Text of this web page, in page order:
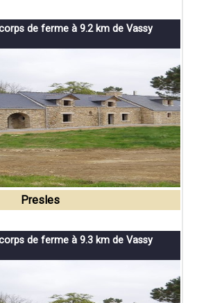
de ferme à 9.2 km de Vassy
Presles
de ferme à 9.3 km de Vassy